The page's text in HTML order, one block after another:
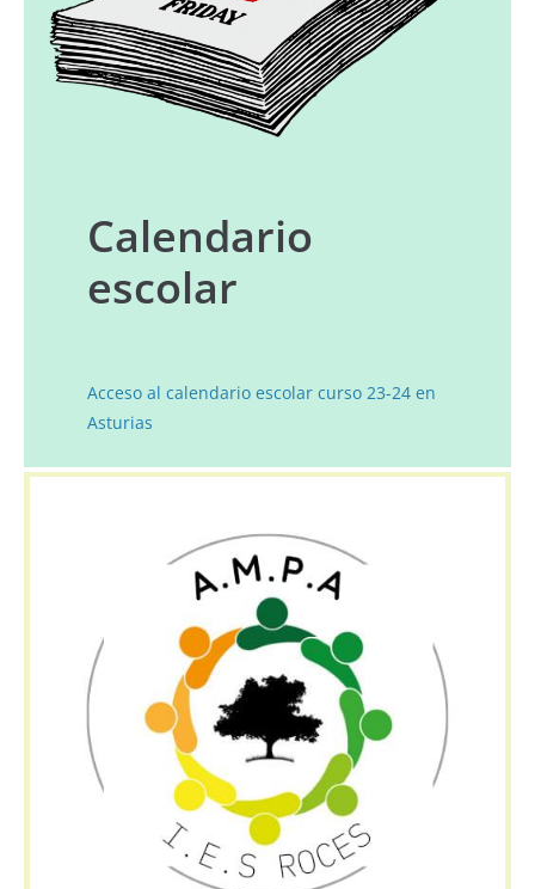
Calendario
escolar
Acceso al calendario escolar curso 23-24 en
Asturias